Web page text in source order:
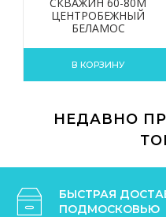
ЦЕНТРОБЕЖНЫЙ
БЕЛАМОС
В КОРЗИНУ
НЕДАВНО
БЫСТРАЯ
ПОДМОСКОВЬЮ